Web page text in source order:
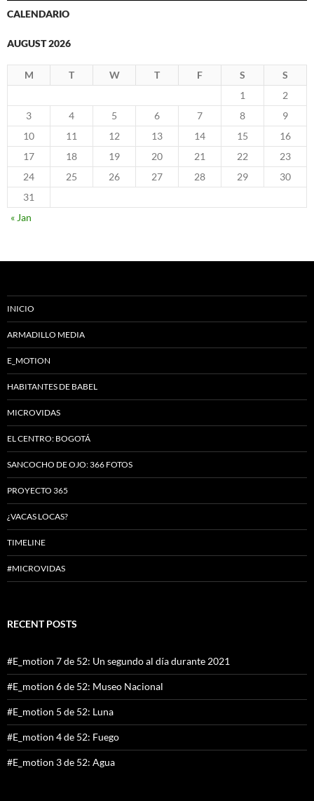
CALENDARIO
AUGUST 2026
M T W T F S
S
1
2
3
4 5 6 7 8
9
10
11 12 13 14 15
16
17
18 19 20 21 22
23
24
25 26 27 28 29
30
31
« Jan
INICIO
ARMADILLO MEDIA
E_MOTION
HABITANTES DE BABEL
MICROVIDAS
EL CENTRO: BOGOTÁ
SANCOCHO DE OJO: 366 FOTOS
PROYECTO 365
¿VACAS LOCAS?
TIMELINE
#MICROVIDAS
RECENT POSTS
#E_motion 7 de 52: Un segundo al día durante 2021
#E_motion 6 de 52: Museo Nacional
#E_motion 5 de 52: Luna
#E_motion 4 de 52: Fuego
#E_motion 3 de 52: Agua